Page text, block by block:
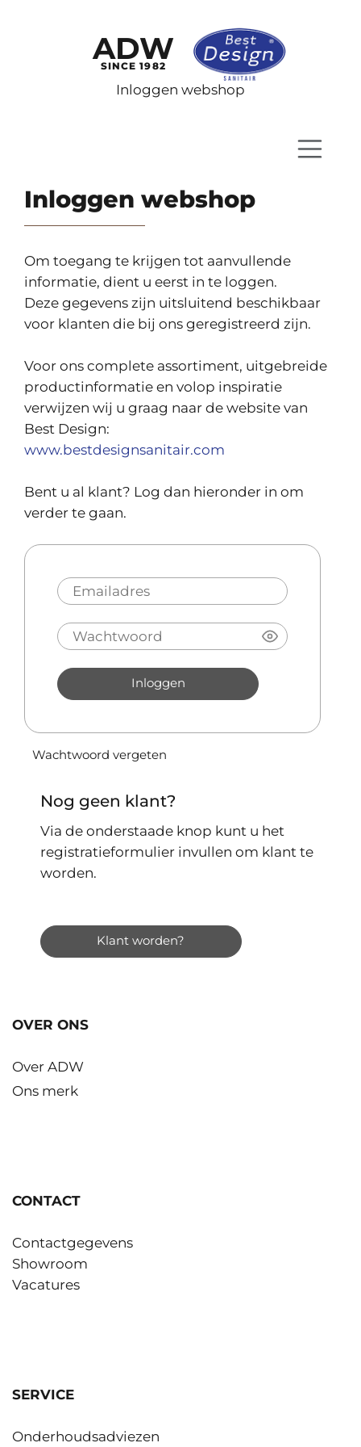
ADW
SINCE 1982
Inloggen webshop
Inloggen webshop
Om toegang te krijgen tot aanvullende
informatie, dient u eerst in te loggen.
Deze gegevens zijn uitsluitend beschikbaar
voor klanten die bij ons geregistreerd zijn.
Voor ons complete assortiment, uitgebreide
productinformatie en volop inspiratie
verwijzen wij u graag naar de website van
Best Design:
www.bestdesignsanitair.com
Bent u al klant? Log dan hieronder in om
verder te gaan.
Inloggen
Wachtwoord vergeten
Nog geen klant?
Via de onderstaade knop kunt u het
registratieformulier invullen om klant te
worden.
Klant worden?
OVER ONS
Over ADW
Ons merk
CONTACT
Contactgegevens
Showroom
Vacatures
SERVICE
Onderhoudsadviezen